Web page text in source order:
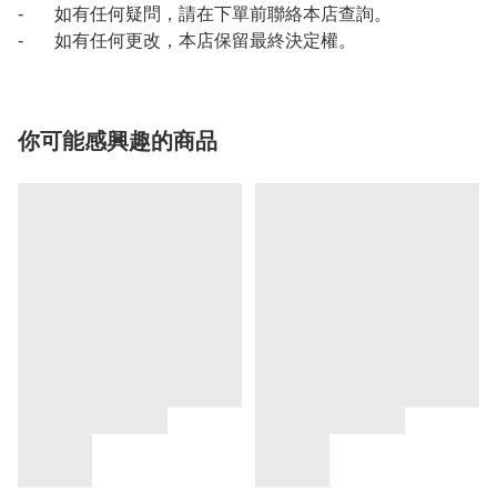
- 如有任何疑問，請在下單前聯絡本店查詢。
- 如有任何更改，本店保留最終決定權。
你可能感興趣的商品